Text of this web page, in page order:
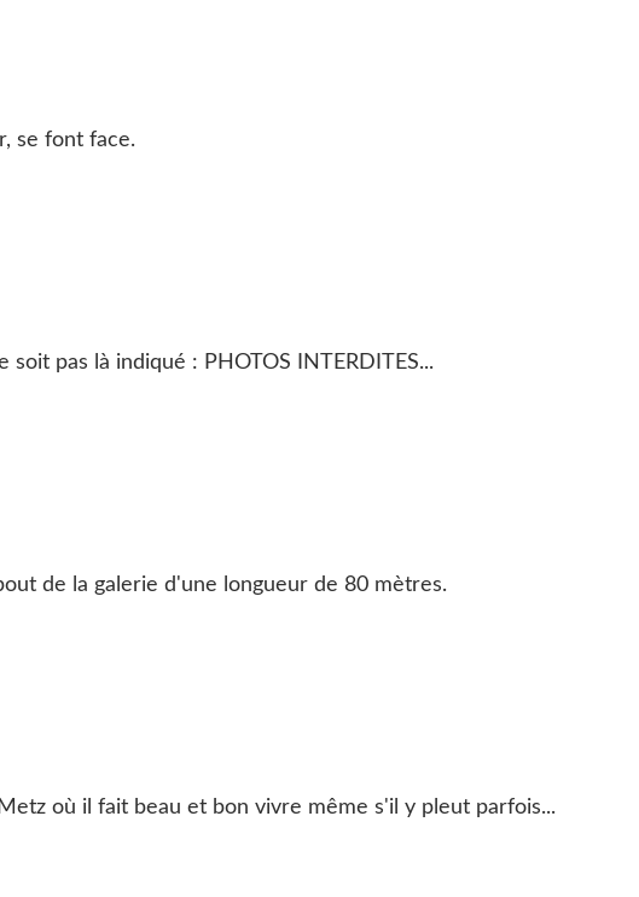
se font face.
soit pas là indiqué : PHOTOS INTERDITES...
de la galerie d'une longueur de 80 mètres.
où il fait beau et bon vivre même s'il y pleut parfois...